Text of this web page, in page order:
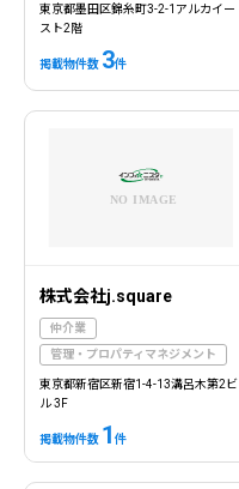
東京都墨田区錦糸町3-2-1アルカイー
スト2階
掲載物件数 3件
株式会社j.square
仲介業
管理・プロパティマネジメント
東京都新宿区新宿1-4-13溝呂木第2ビ
ル 3F
掲載物件数 1 件